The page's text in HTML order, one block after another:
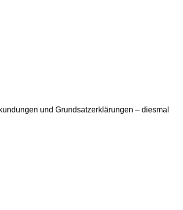
und Grundsatzerklärungen – diesmal